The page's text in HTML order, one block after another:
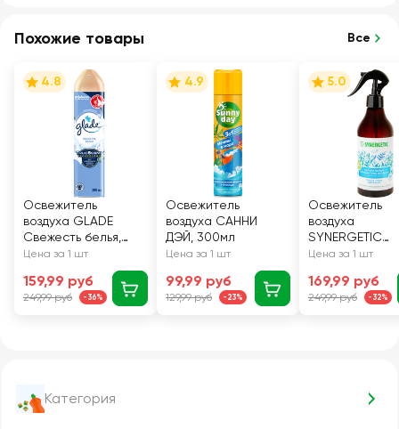
Категория
Похожие товары Все
4.8
Освежитель
воздуха GLADE
Свежесть белья,
300мл
Цена за 1 шт
159,99 руб
249,99 руб -36%
4.9
Освежитель
воздуха САННИ
ДЭЙ, 300мл
Цена за 1 шт
99,99 руб
129,99 руб -23%
5.0
Освежитель
воздуха
SYNERGETIC
Горные травы
Цена за 1 шт
169,99 руб
249,99 руб -32%